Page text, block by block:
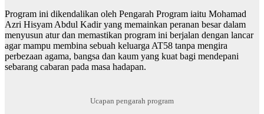
Program ini dikendalikan oleh Pengarah Program iaitu Mohamad
Azri Hisyam Abdul Kadir yang memainkan peranan besar dalam
menyusun atur dan memastikan program ini berjalan dengan lancar
agar mampu membina sebuah keluarga AT58 tanpa mengira
perbezaan agama, bangsa dan kaum yang kuat bagi mendepani
sebarang cabaran pada masa hadapan.
Ucapan pengarah program